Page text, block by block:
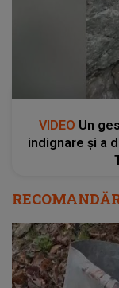
VIDEO Un
indignare și a